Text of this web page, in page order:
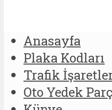
Anasayfa
Plaka Kodları
Trafik
Oto Yedek